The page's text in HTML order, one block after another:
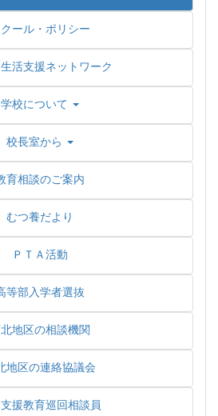
ール・ポリシー
活支援ネットワーク
学校について
校長室から
育相談のご案内
むつ養だより
ＰＴＡ活動
等部入学者選抜
地区の相談機関
地区の連絡協議会
援教育巡回相談員